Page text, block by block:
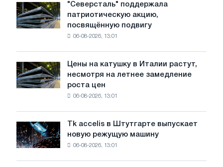
"Северсталь"
поддержала
патриотическую
советской
авиации
в
Великой
Отечественной
войны
"Северсталь" поддержала
патриотическую акцию,
посвящённую подвигу
06-08-2026, 13:01
Цены
на
катушку
несмотря
на
летнее
замедление
Цены на катушку в Италии растут,
несмотря на летнее замедление
роста цен
06-08-2026, 13:01
Tk
accelis
в
Tk accelis в Штутгарте выпускает
новую режущую машину
06-08-2026, 13:01